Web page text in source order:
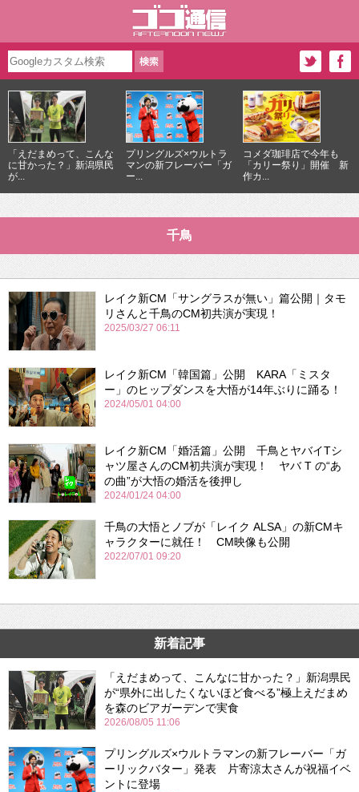
「えだまめって、こんな
に甘かった？」新潟県民
が...
プリングルズ×ウルトラ
マンの新フレーバー「ガ
ー...
コメダ珈琲店で今年も
「カリー祭り」開催 新
作カ...
千鳥
レイク新CM「サングラスが無い」篇公開｜タモ
リさんと千鳥のCM初共演が実現！
2025/03/27 06:11
レイク新CM「韓国篇」公開 KARA「ミスタ
ー」のヒップダンスを大悟が14年ぶりに踊る！
2024/05/01 04:00
レイク新CM「婚活篇」公開 千鳥とヤバイTシ
ャツ屋さんのCM初共演が実現！ ヤバ T の“あ
の曲”が大悟の婚活を後押し
2024/01/24 04:00
千鳥の大悟とノブが「レイク ALSA」の新CMキ
ャラクターに就任！ CM映像も公開
2022/07/01 09:20
新着記事
「えだまめって、こんなに甘かった？」新潟県民
が“県外に出したくないほど食べる”極上えだまめ
を森のビアガーデンで実食
2026/08/05 11:06
プリングルズ×ウルトラマンの新フレーバー「ガ
ーリックバター」発表 片寄涼太さんが祝福イベ
ントに登場